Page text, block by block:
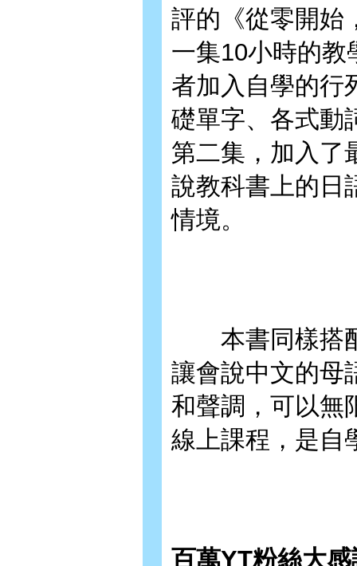
評的《從零開始
一集10小時的教
者加入自學的行
礎單字、各式動
第二集，加入了
說教科書上的日
情境。
本書同樣搭配
讓會說中文的母
和聲調，可以無
線上課程，是自
百萬YT粉絲大感